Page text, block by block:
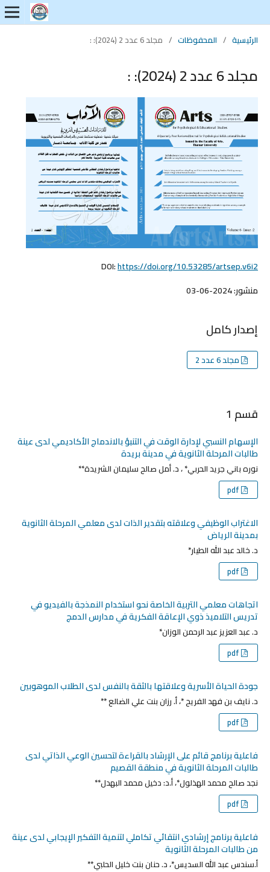
الرئيسية / المحفوظات / مجلد 6 عدد 2 (2024): :
مجلد 6 عدد 2 (2024): :
DOI:https://doi.org/10.53285/artsep.v6i2
منشور:2024-06-03
إصدار كامل
مجلد 6 عدد 2
قسم 1
الإسهام النسبي لإدارة الوقت في التنبؤ بالاندماج الأكاديمي لدى عينة
طالبات المرحلة الثانوية في مدينة بريدة
نوره باني جريد الحربي* ، د. أمل صالح سليمان الشريدة**
الاغتراب الوظيفي وعلاقته بتقدير الذات لدى معلمي المرحلة الثانوية
بمدينة الرياض
د. خالد عبد الله الطيار*
اتجاهات معلمي التربية الخاصة نحو استخدام النمذجة بالفيديو في
تدريس التلاميذ ذوي الإعاقة الفكرية في مدارس الدمج
د. عبد العزيز عبد الرحمن الوزان*
جودة الحياة الأسرية وعلاقتها بالثقة بالنفس لدى الطلاب الموهوبين
د. نايف بن فهد الفريح *، أ. رزان بنت علي الضالع **
فاعلية برنامج قائم على الإرشاد‎ ‎بالقراءة‎ ‎لتحسين الوعي الذاتي لدى
طالبات المرحلة الثانوية في منطقة القصيم
نجد صالح محمد الهذلول*، أ.د: دخيل محمد البهدل**
فاعلية برنامج إرشادي انتقائي تكاملي لتنمية التفكير الإيجابي لدى عينة
من طالبات المرحلة الثانوية
أ.سندس عبد الله السديس*، د. حنان بنت خليل الحلبي**